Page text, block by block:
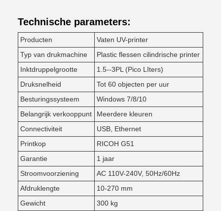
Technische parameters:
Producten
Vaten UV-printer
Typ van drukmachine
Plastic flessen cilindrische printer
Inktdruppelgrootte
1.5--3PL (Pico LIters)
Druksnelheid
Tot 60 objecten per uur
Besturingssysteem
Windows 7/8/10
Belangrijk verkooppunt
Meerdere kleuren
Connectiviteit
USB, Ethernet
Printkop
RICOH G51
Garantie
1 jaar
Stroomvoorziening
AC 110V-240V, 50Hz/60Hz
Afdruklengte
10-270 mm
Gewicht
300 kg